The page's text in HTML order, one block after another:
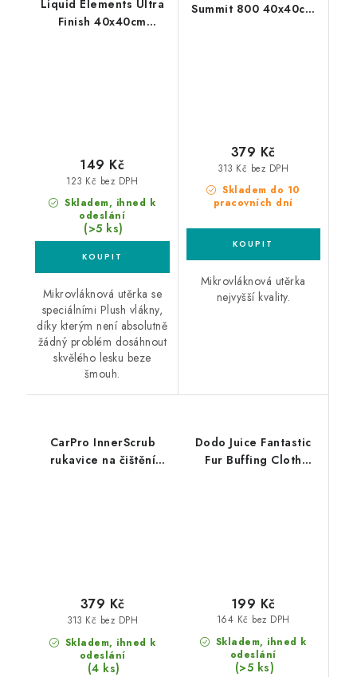
Liquid Elements Ultra
Finish 40x40cm
Skladem, ihned k
odeslání
(>5 ks)
123 Kč bez DPH
149 Kč
Mikrovláknová utěrka se
speciálními Plush vlákny,
díky kterým není absolutně
žádný problém dosáhnout
skvělého lesku beze
šmouh.
Summit 800 40x40cm
Skladem do 10
pracovních dní
313 Kč bez DPH
379 Kč
Mikrovláknová utěrka
nejvyšší kvality.
CarPro InnerScrub
rukavice na čištění
Skladem, ihned k
odeslání
(4 ks)
313 Kč bez DPH
379 Kč
Dodo Juice Fantastic
Fur Buffing Cloth
Skladem, ihned k
odeslání
(>5 ks)
164 Kč bez DPH
199 Kč